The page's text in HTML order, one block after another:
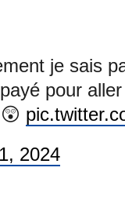
je sais
pour
2024